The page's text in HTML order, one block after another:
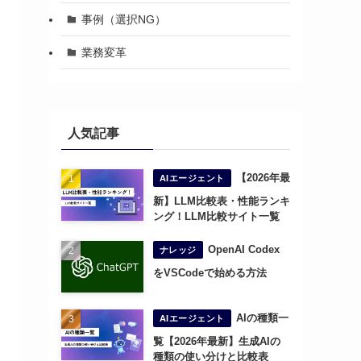
事例（選択NG）
業務変革
人気記事
AIエージェント
【2026年最
新】LLM比較表・性能ランキ
ング！LLM比較サイト一覧
ナレッジ
OpenAI Codex
をVSCodeで始める方法
AIエージェント
AIの種類一
覧【2026年最新】生成AIの
種類の使い分けと比較表